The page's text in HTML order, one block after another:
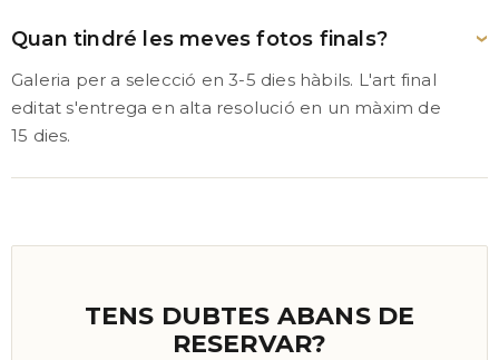
Quan tindré les meves fotos finals?
Galeria per a selecció en 3-5 dies hàbils. L'art final
editat s'entrega en alta resolució en un màxim de
15 dies.
TENS DUBTES ABANS DE
RESERVAR?